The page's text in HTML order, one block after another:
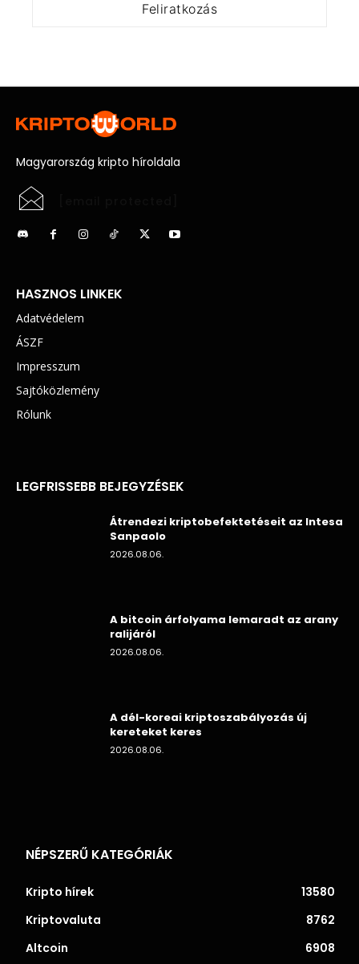
Magyarország kripto híroldala
HASZNOS LINKEK
Adatvédelem
ÁSZF
Impresszum
Sajtóközlemény
Rólunk
LEGFRISSEBB BEJEGYZÉSEK
Átrendezi kriptobefektetéseit az Intesa
Sanpaolo
2026.08.06.
A bitcoin árfolyama lemaradt az arany
ralijáról
2026.08.06.
A dél-koreai kriptoszabályozás új
kereteket keres
2026.08.06.
NÉPSZERŰ KATEGÓRIÁK
Kripto hírek
13580
Kriptovaluta
8762
Altcoin
6908